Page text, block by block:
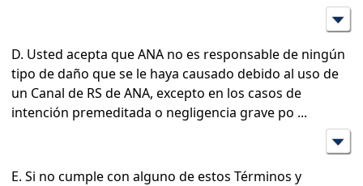
D. Usted acepta que ANA no es responsable de ningún
tipo de daño que se le haya causado debido al uso de
un Canal de RS de ANA, excepto en los casos de
intención premeditada o negligencia grave po ...
E. Si no cumple con alguno de estos Términos y